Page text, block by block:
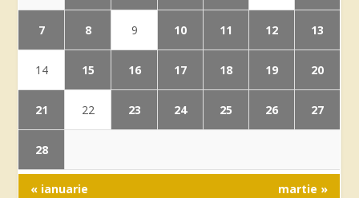
7 8 9 10 11 12 13
14 15 16 17 18 19 20
21 22 23 24 25 26 27
28
« ianuarie martie »